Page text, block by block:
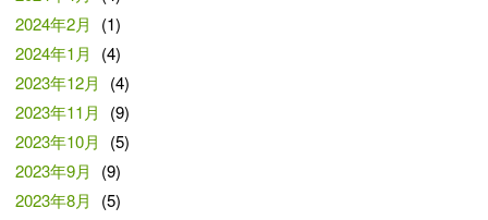
2024年2月
(1)
2024年1月
(4)
2023年12月
(4)
2023年11月
(9)
2023年10月
(5)
2023年9月
(9)
2023年8月
(5)